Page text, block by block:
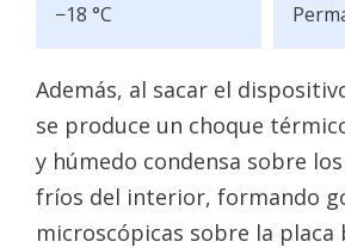
−18 °C
Además, al sacar el
se produce un choque
y húmedo condensa sobre
fríos del interior, formando
microscópicas sobre la placa